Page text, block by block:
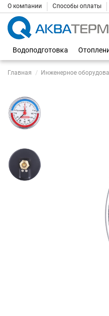
О компании Способы оплаты
Водоподготовка
Главная Инженерное